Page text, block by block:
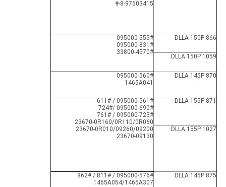
8-97603415-#
DLLA 150P 866
095000-555#
095000-831#
33800-4570#
DLLA 150P 1059
DLLA 145P 870
095000-560#
1465A041
DLLA 155P 871
095000-561# / 611#
095000-690# /724#
095000-725# / 761#
23670-0R160/0R110/0R060
23670-0R010/09260/09200
23670-09130
DLLA 155P 1027
DLLA 145P 875
095000-576# / 811# / 862#
1465A054/1465A307